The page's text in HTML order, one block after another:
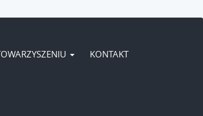
KONTAKT